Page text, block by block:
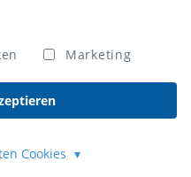
Marketing
Cookies